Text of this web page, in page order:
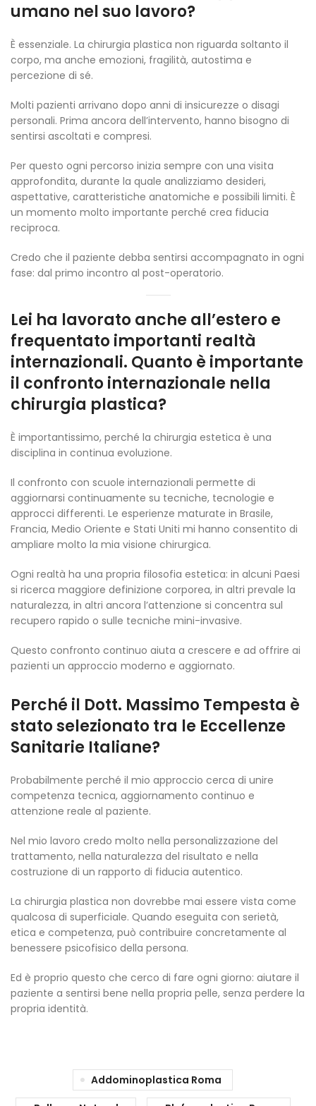
umano nel suo lavoro?
È essenziale. La chirurgia plastica non riguarda soltanto il
corpo, ma anche emozioni, fragilità, autostima e
percezione di sé.
Molti pazienti arrivano dopo anni di insicurezze o disagi
personali. Prima ancora dell’intervento, hanno bisogno di
sentirsi ascoltati e compresi.
Per questo ogni percorso inizia sempre con una visita
approfondita, durante la quale analizziamo desideri,
aspettative, caratteristiche anatomiche e possibili limiti. È
un momento molto importante perché crea fiducia
reciproca.
Credo che il paziente debba sentirsi accompagnato in ogni
fase: dal primo incontro al post-operatorio.
Lei ha lavorato anche all’estero e
frequentato importanti realtà
internazionali. Quanto è importante
il confronto internazionale nella
chirurgia plastica?
È importantissimo, perché la chirurgia estetica è una
disciplina in continua evoluzione.
Il confronto con scuole internazionali permette di
aggiornarsi continuamente su tecniche, tecnologie e
approcci differenti. Le esperienze maturate in Brasile,
Francia, Medio Oriente e Stati Uniti mi hanno consentito di
ampliare molto la mia visione chirurgica.
Ogni realtà ha una propria filosofia estetica: in alcuni Paesi
si ricerca maggiore definizione corporea, in altri prevale la
naturalezza, in altri ancora l’attenzione si concentra sul
recupero rapido o sulle tecniche mini-invasive.
Questo confronto continuo aiuta a crescere e ad offrire ai
pazienti un approccio moderno e aggiornato.
Perché il Dott. Massimo Tempesta è
stato selezionato tra le Eccellenze
Sanitarie Italiane?
Probabilmente perché il mio approccio cerca di unire
competenza tecnica, aggiornamento continuo e
attenzione reale al paziente.
Nel mio lavoro credo molto nella personalizzazione del
trattamento, nella naturalezza del risultato e nella
costruzione di un rapporto di fiducia autentico.
La chirurgia plastica non dovrebbe mai essere vista come
qualcosa di superficiale. Quando eseguita con serietà,
etica e competenza, può contribuire concretamente al
benessere psicofisico della persona.
Ed è proprio questo che cerco di fare ogni giorno: aiutare il
paziente a sentirsi bene nella propria pelle, senza perdere la
propria identità.
Addominoplastica Roma